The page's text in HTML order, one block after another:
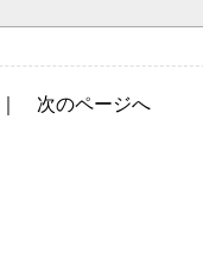
｜ 次のページへ